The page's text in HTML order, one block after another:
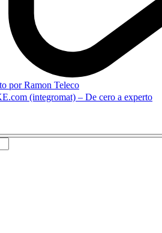
por Ramon Teleco
(integromat) – De cero a experto